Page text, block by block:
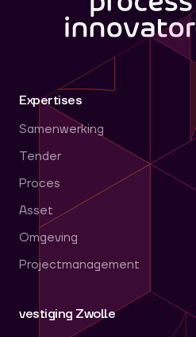
Expertises
Samenwerking
Tender
Proces
Asset
Omgeving
Projectmanagement
vestiging Zwolle